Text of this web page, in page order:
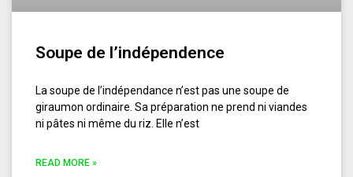
Soupe de l’indépendence
La soupe de l’indépendance n’est pas une soupe de
giraumon ordinaire. Sa préparation ne prend ni viandes
ni pâtes ni même du riz. Elle n’est
READ MORE »